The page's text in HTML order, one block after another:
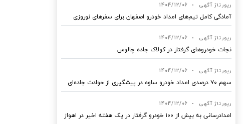
رپورتاژ آگهی •
1404/12/06
آمادگی کامل تیم‌های امداد خودرو اصفهان برای سفرهای نوروزی
رپورتاژ آگهی •
1404/12/06
نجات خودروهای گرفتار در کولاک جاده چالوس
رپورتاژ آگهی •
1404/12/06
سهم ۷۰ درصدی امداد خودرو ساوه در پیشگیری از حوادث جاده‌ای
رپورتاژ آگهی •
1404/12/06
امدادرسانی به بیش از ۱۰۰ خودرو گرفتار در یک هفته اخیر در اهواز